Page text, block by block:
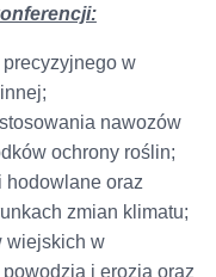
w
nawozów
ochrony roślin;
hodowlane oraz
zmian klimatu;
wiejskich w
i erozją oraz